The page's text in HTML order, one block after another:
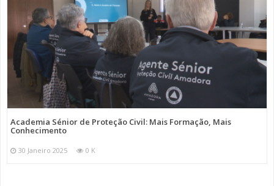
Academia Sénior de Proteção Civil: Mais Formação, Mais
Conhecimento
30 Janeiro 2025 0 K